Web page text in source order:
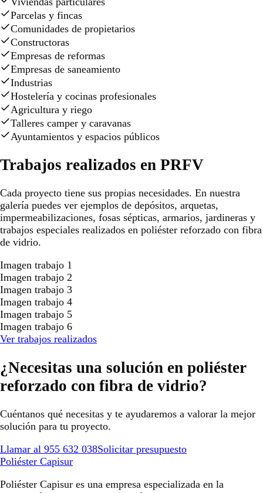
Parcelas y fincas
Comunidades de propietarios
Constructoras
Empresas de reformas
Empresas de saneamiento
Industrias
Hostelería y cocinas profesionales
Agricultura y riego
Talleres camper y caravanas
Ayuntamientos y espacios públicos
Trabajos realizados en PRFV
Cada proyecto tiene sus propias necesidades. En nuestra
galería puedes ver ejemplos de depósitos, arquetas,
impermeabilizaciones, fosas sépticas, armarios, jardineras y
trabajos especiales realizados en poliéster reforzado con fibra
de vidrio.
Imagen trabajo 1
Imagen trabajo 2
Imagen trabajo 3
Imagen trabajo 4
Imagen trabajo 5
Imagen trabajo 6
Ver trabajos realizados
¿Necesitas una solución en poliéster
reforzado con fibra de vidrio?
Cuéntanos qué necesitas y te ayudaremos a valorar la mejor
solución para tu proyecto.
Llamar al 955 632 038Solicitar presupuesto
Poliéster Capisur
Poliéster Capisur es una empresa especializada en la